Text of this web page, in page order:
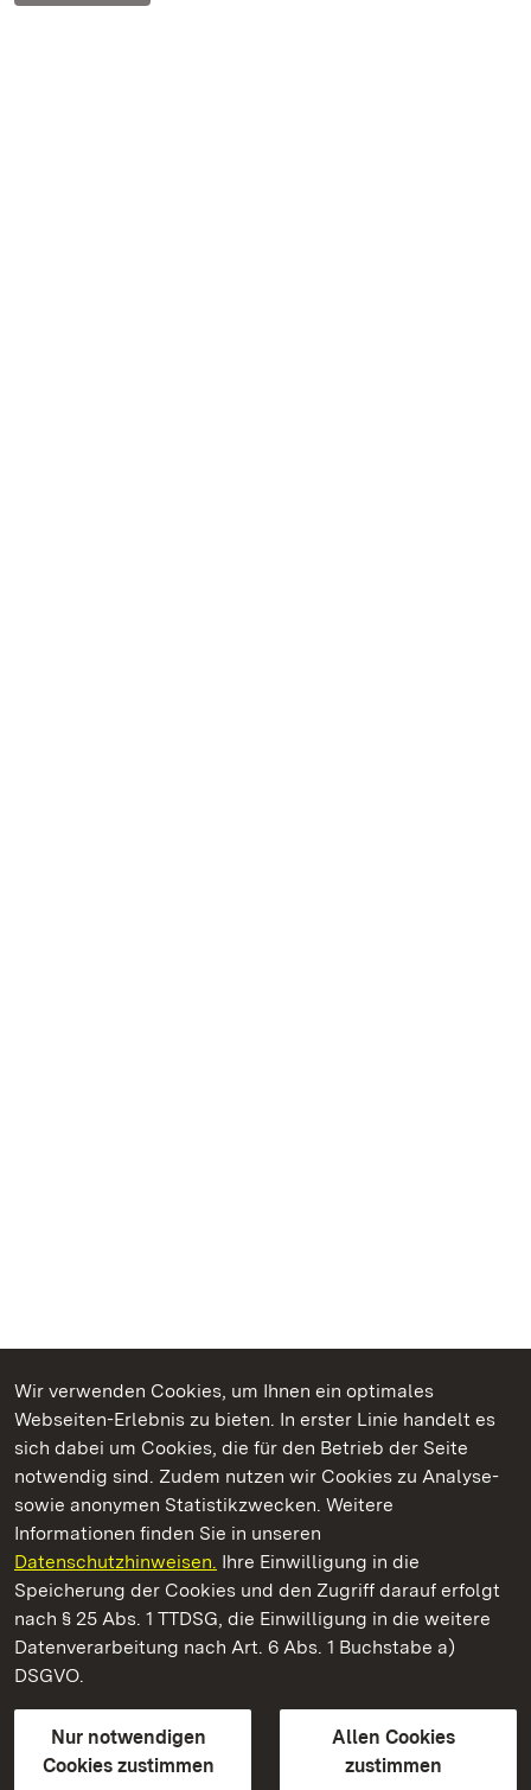
Wir verwenden Cookies, um Ihnen ein optimales
Webseiten-Erlebnis zu bieten. In erster Linie handelt es
sich dabei um Cookies, die für den Betrieb der Seite
notwendig sind. Zudem nutzen wir Cookies zu Analyse-
sowie anonymen Statistikzwecken. Weitere
Informationen finden Sie in unseren
Datenschutzhinweisen. Ihre Einwilligung in die
Speicherung der Cookies und den Zugriff darauf erfolgt
nach § 25 Abs. 1 TTDSG, die Einwilligung in die weitere
Datenverarbeitung nach Art. 6 Abs. 1 Buchstabe a)
DSGVO.
Nur notwendigen
Cookies zustimmen
Allen Cookies
zustimmen
Kommen. Staunen. Genießen.
Staatliche Schlösser und Gärten Baden‑Württemberg
Staatliche Schlösser und Gärten Baden-Württemberg
Kontakt
GebärdenspracheLeichte Sprache
Erklärung zur Barrierefreiheit
BITV-konform (geprüfte Seiten)